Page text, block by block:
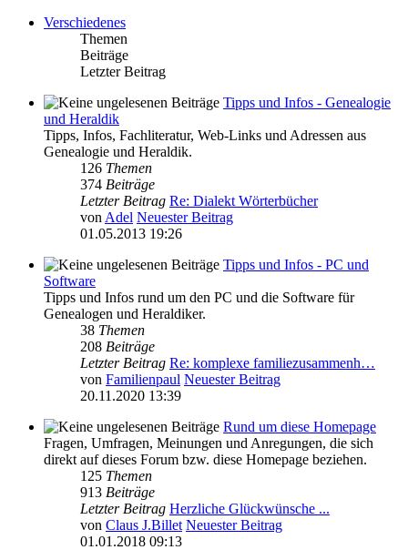
Verschiedenes
Themen
Beiträge
Letzter Beitrag
Tipps und Infos - Genealogie
und Heraldik
Tipps, Infos, Fachliteratur, Web-Links und Adressen aus
Genealogie und Heraldik.
126 Themen
374 Beiträge
Letzter Beitrag Re: Dialekt Wörterbücher
von Adel Neuester Beitrag
01.05.2013 19:26
Tipps und Infos - PC und
Software
Tipps und Infos rund um den PC und die Software für
Genealogen und Heraldiker.
38 Themen
208 Beiträge
Letzter Beitrag Re: komplexe familiezusammenh…
von Familienpaul Neuester Beitrag
20.11.2020 13:39
Rund um diese Homepage
Fragen, Umfragen, Meinungen und Anregungen, die sich
direkt auf dieses Forum bzw. diese Homepage beziehen.
125 Themen
913 Beiträge
Letzter Beitrag Herzliche Glückwünsche ...
von Claus J.Billet Neuester Beitrag
01.01.2018 09:13